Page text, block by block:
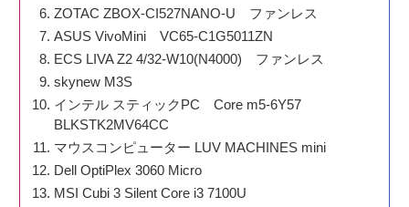
ZOTAC ZBOX-CI527NANO-U ファンレス
ASUS VivoMini VC65-C1G5011ZN
ECS LIVA Z2 4/32-W10(N4000) ファンレス
skynew M3S
インテル スティックPC Core m5-6Y57
BLKSTK2MV64CC
マウスコンピューター LUV MACHINES mini
Dell OptiPlex 3060 Micro
MSI Cubi 3 Silent Core i3 7100U